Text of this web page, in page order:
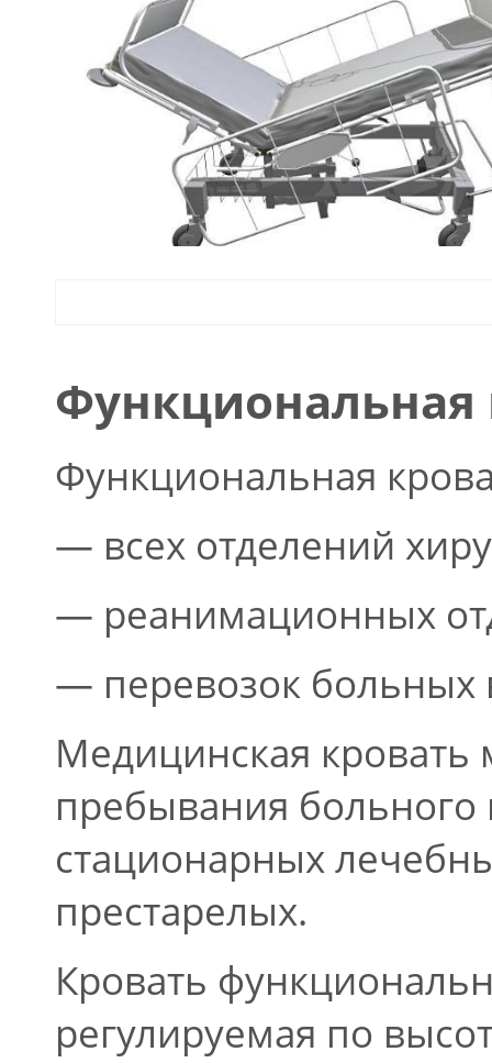
Функциональная
Функциональная
— всех отделений
— реанимационных
— перевозок больных
Медицинская кровать
пребывания
стационарных
престарелых.
Кровать
регулируемая по